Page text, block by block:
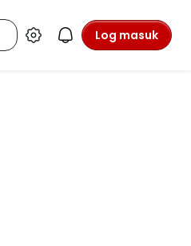
Log masuk